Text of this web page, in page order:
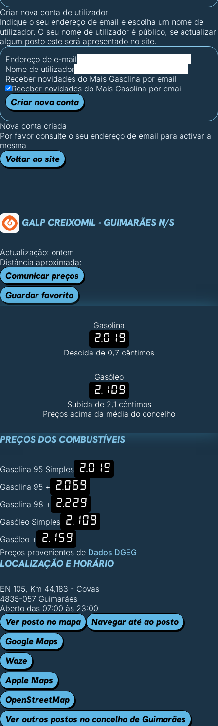
Criar nova conta de utilizador
Indique o seu endereço de email e escolha um nome de
utilizador. O seu nome de utilizador é público, se actualizar
algum posto este será apresentado no site.
Endereço de e-mail
Nome de utilizador
Receber novidades do Mais Gasolina por email
Receber novidades do Mais Gasolina por email
Criar nova conta
Nova conta criada
Por favor consulte o seu endereço de email para activar a
mesma
Voltar ao site
GALP CREIXOMIL - GUIMARÃES N/S
Actualização: ontem
Distância aproximada:
Comunicar preços
Guardar favorito
Gasolina
2.019
Descida de 0,7 cêntimos
Gasóleo
2.109
Subida de 2,1 cêntimos
Preços acima da média do concelho
PREÇOS DOS COMBUSTÍVEIS
Gasolina 95 Simples 2.019
Gasolina 95 + 2.069
Gasolina 98 + 2.229
Gasóleo Simples 2.109
Gasóleo + 2.159
Preços provenientes de Dados DGEG
LOCALIZAÇÃO E HORÁRIO
EN 105, Km 44,183 - Covas
4835-057 Guimarães
Aberto das 07:00 às 23:00
Ver posto no mapa
Navegar até ao posto
Google Maps
Waze
Apple Maps
OpenStreetMap
Ver outros postos no concelho de Guimarães